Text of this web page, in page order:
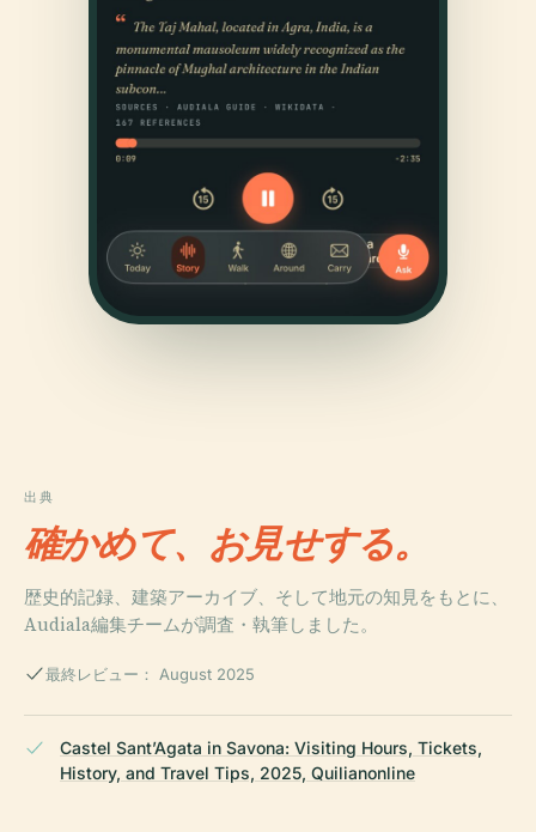
出典
確かめて、お見せする。
歴史的記録、建築アーカイブ、そして地元の知見をもとに、
Audiala編集チームが調査・執筆しました。
最終レビュー： August 2025
Castel Sant’Agata in Savona: Visiting Hours, Tickets,
History, and Travel Tips, 2025, Quilianonline